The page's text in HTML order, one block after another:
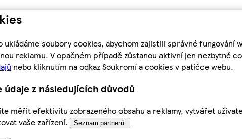
ukládáme soubory cookies, abychom zajistili správné
reklamu. V opačném případě zůstanou aktivní jen nezbytné
nebo kliknutím na odkaz Soukromí a cookies v patičce webu.
údaje z následujících důvodů
měřit efektivitu zobrazeného obsahu a reklamy, vytvářet
vaše zařízení.
Seznam partnerů.